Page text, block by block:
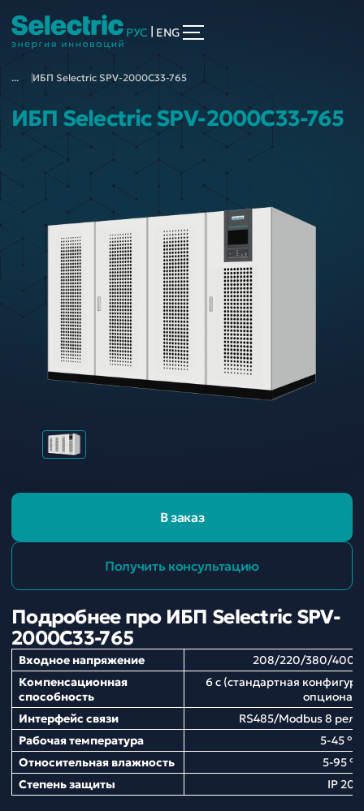
РУС ENG
... ИБП Selectric SPV-2000C33-765
ИБП Selectric SPV-2000C33-765
В заказ
Получить консультацию
Подробнее про ИБП Selectric SPV-
2000C33-765
Входное напряжение
208/220/380/400/
Компенсационная
способность
6 с (стандартная
Интерфейс связи
RS485/Modbus 8
Рабочая температура
5-45 ° С
Относительная влажность
5-95 %
Степень защиты
IP 20